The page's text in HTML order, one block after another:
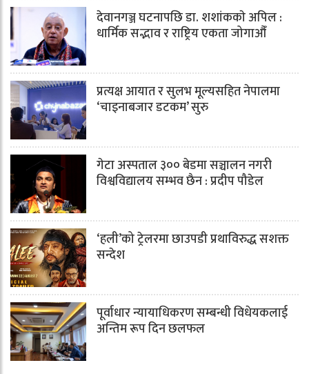
देवानगञ्ज घटनापछि डा. शशांककाे अपिल :
धार्मिक सद्भाव र राष्ट्रिय एकता जोगाऔँ
प्रत्यक्ष आयात र सुलभ मूल्यसहित नेपालमा
‘चाइनाबजार डटकम’ सुरु
गेटा अस्पताल ३०० बेडमा सञ्चालन नगरी
विश्वविद्यालय सम्भव छैन : प्रदीप पौडेल
‘हली’को ट्रेलरमा छाउपडी प्रथाविरुद्ध सशक्त
सन्देश
पूर्वाधार न्यायाधिकरण सम्बन्धी विधेयकलाई
अन्तिम रूप दिन छलफल